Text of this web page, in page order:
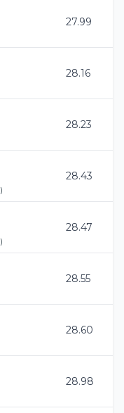
27.99
28.16
28.23
)
28.43
)
28.47
28.55
28.60
28.98